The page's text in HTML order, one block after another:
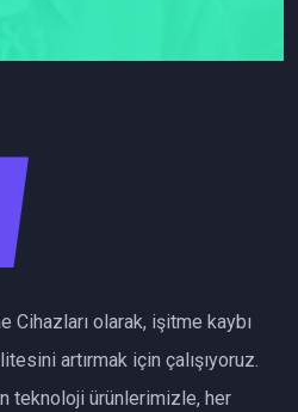
Cihazları olarak, işitme kaybı
artırmak için çalışıyoruz.
teknoloji ürünlerimizle, her